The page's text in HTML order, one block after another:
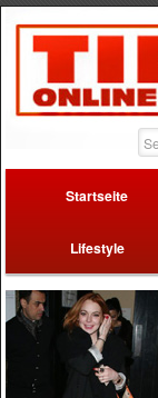
Startseite
Lifestyle